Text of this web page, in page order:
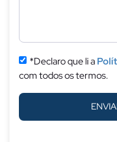
*Declaro que li a
com todos os termos.